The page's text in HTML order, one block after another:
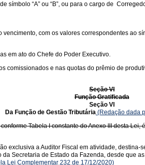
símbolo “A” ou “B”, ou para o cargo de
com os valores correspondentes ao
em ato do Chefe do Poder Executivo.
comissionados e nas quotas do prêmio de
Seção VI
Função Gratificada
Seção VI
Gestão Tributária (Redação dada
Tabela I constante do Anexo III desta
exclusiva a Auditor Fiscal em atividade,
Secretaria de Estado da Fazenda, desde que
Lei Complementar 232 de 17/12/2020)